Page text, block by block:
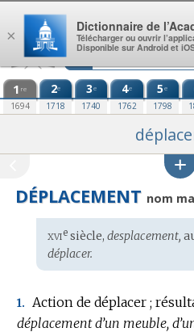
Aller au contenu
1 re
1694
2e
1718
3e
1740
4e
1762
5e
1798
DÉPLACEMENT nom
Étymologie
:
xviesiècle, desplacement,
déplacer.
1. Action de déplacer ;
déplacement d’un meuble,
×
Dictionnaire de
Télécharger ou ouvrir
Disponible sur Android et